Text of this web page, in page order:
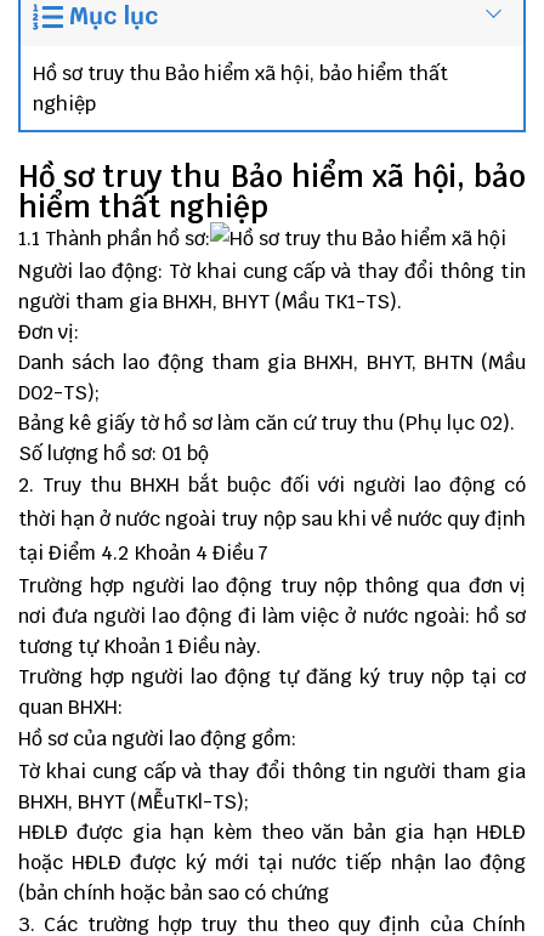
Mục lục
Hồ sơ truy thu Bảo hiểm xã hội, bảo hiểm thất
nghiệp
Hồ sơ truy thu Bảo hiểm xã hội, bảo
hiểm thất nghiệp
1.1 Thành phần hồ sơ:
Người lao động: Tờ khai cung cấp và thay đổi thông tin
người tham gia BHXH, BHYT (Mầu TK1-TS).
Đơn vị:
Danh sách lao động tham gia BHXH, BHYT, BHTN (Mầu
D02-TS);
Bảng kê giấy tờ hồ sơ làm căn cứ truy thu (Phụ lục 02).
Số lượng hồ sơ: 01 bộ
2. Truy thu BHXH bắt buộc đối với người lao động có
thời hạn ở nước ngoài truy nộp sau khi về nước quy định
tại Điểm 4.2 Khoản 4 Điều 7
Trường hợp người lao động truy nộp thông qua đơn vị
nơi đưa người lao động đi làm việc ở nước ngoài: hồ sơ
tương tự Khoản 1 Điều này.
Trường hợp người lao động tự đăng ký truy nộp tại cơ
quan BHXH:
Hồ sơ của người lao động gồm:
Tờ khai cung cấp và thay đổi thông tin người tham gia
BHXH, BHYT (MỄuTKl-TS);
HĐLĐ được gia hạn kèm theo văn bản gia hạn HĐLĐ
hoặc HĐLĐ được ký mới tại nước tiếp nhận lao động
(bản chính hoặc bản sao có chứng
3. Các trường hợp truy thu theo quy định của Chính